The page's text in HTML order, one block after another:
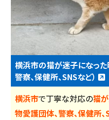
横浜市の猫が迷子になった
警察、保健所、SNSなど）
横浜市で丁寧な対応の猫
物愛護団体、警察、保健所、